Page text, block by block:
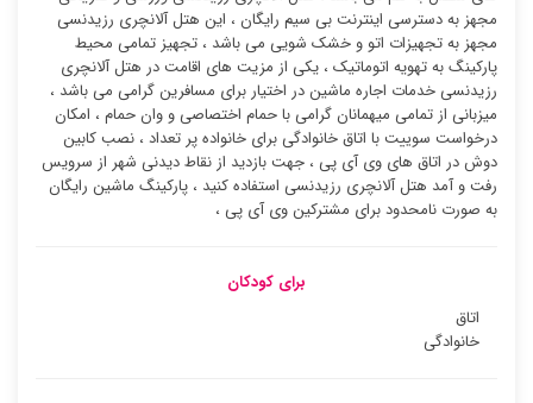
مجهز به دسترسی اینترنت بی سیم رایگان ، این هتل آلانچری رزیدنسی
مجهز به تجهیزات اتو و خشک شویی می باشد ، تجهیز تمامی محیط
پارکینگ به تهویه اتوماتیک ، یکی از مزیت های اقامت در هتل آلانچری
رزیدنسی خدمات اجاره ماشین در اختیار برای مسافرین گرامی می باشد ،
میزبانی از تمامی میهمانان گرامی با حمام اختصاصی و وان حمام ، امکان
درخواست سوییت با اتاق خانوادگی برای خانواده پر تعداد ، نصب کابین
دوش در اتاق های وی آی پی ، جهت بازدید از نقاط دیدنی شهر از سرویس
رفت و آمد هتل آلانچری رزیدنسی استفاده کنید ، پارکینگ ماشین رایگان
به صورت نامحدود برای مشترکین وی آی پی ،
برای کودکان
اتاق
خانوادگی